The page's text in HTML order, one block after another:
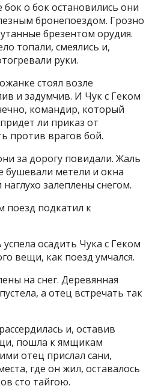
о бок остановились они
бронепоездом. Грозно
брезентом орудия.
топали, смеялись и,
руки.
стоял возле
и задумчив. И Чук с Геком
командир, который
ли приказ от
против врагов бой.
за дорогу повидали. Жаль
бушевали метели и окна
залеплены снегом.
поезд подкатил к
осадить Чука с Геком
вещи, как поезд умчался.
на снег. Деревянная
а отец встречать так
и, оставив
пошла к ямщикам
отец прислал сани,
где он жил, оставалось
сто тайгою.